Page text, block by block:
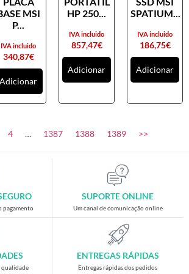
MSI
P...
340,87€
IVA incluido
Adicionar
HP 250...
857,47€
IVA incluido
Adicionar
SPATIUM...
186,75€
IVA incluido
Adicionar
4 … 1387 1388 1389 >>
pagamento
SUPORTE ONLINE
Um canal de comunicação online
qualidade
ENTREGAS RÁPIDAS
Entregas rápidas dos pedidos